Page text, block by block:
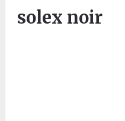
solex noir